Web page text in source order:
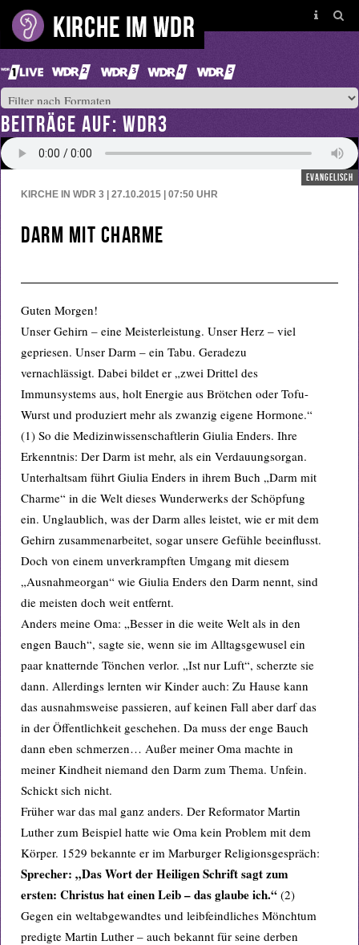
BEITRÄGE AUF: WDR3
evangelisch
KIRCHE IN WDR 3 | 27.10.2015 | 07:50 UHR
Darm mit Charme
Guten Morgen!
Unser Gehirn – eine Meisterleistung. Unser Herz – viel
gepriesen. Unser Darm – ein Tabu. Geradezu
vernachlässigt. Dabei bildet er „zwei Drittel des
Immunsystems aus, holt Energie aus Brötchen oder Tofu-
Wurst und produziert mehr als zwanzig eigene Hormone.“
(1) So die Medizinwissenschaftlerin Giulia Enders. Ihre
Erkenntnis: Der Darm ist mehr, als ein Verdauungsorgan.
Unterhaltsam führt Giulia Enders in ihrem Buch „Darm mit
Charme“ in die Welt dieses Wunderwerks der Schöpfung
ein. Unglaublich, was der Darm alles leistet, wie er mit dem
Gehirn zusammenarbeitet, sogar unsere Gefühle beeinflusst.
Doch von einem unverkrampften Umgang mit diesem
„Ausnahmeorgan“ wie Giulia Enders den Darm nennt, sind
die meisten doch weit entfernt.
Anders meine Oma: „Besser in die weite Welt als in den
engen Bauch“, sagte sie, wenn sie im Alltagsgewusel ein
paar knatternde Tönchen verlor. „Ist nur Luft“, scherzte sie
dann. Allerdings lernten wir Kinder auch: Zu Hause kann
das ausnahmsweise passieren, auf keinen Fall aber darf das
in der Öffentlichkeit geschehen. Da muss der enge Bauch
dann eben schmerzen… Außer meiner Oma machte in
meiner Kindheit niemand den Darm zum Thema. Unfein.
Schickt sich nicht.
Früher war das mal ganz anders. Der Reformator Martin
Luther zum Beispiel hatte wie Oma kein Problem mit dem
Körper. 1529 bekannte er im Marburger Religionsgespräch:
Sprecher: „Das Wort der Heiligen Schrift sagt zum
ersten: Christus hat einen Leib – das glaube ich.“ (2)
Gegen ein weltabgewandtes und leibfeindliches Mönchtum
predigte Martin Luther – auch bekannt für seine derben